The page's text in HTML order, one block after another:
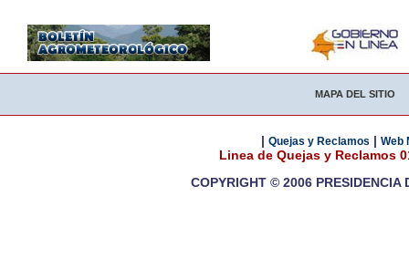
MAPA DEL SITIO
| Quejas y Reclamos | Web
Linea de Quejas y Reclamos
COPYRIGHT © 2006 PRESIDENCIA